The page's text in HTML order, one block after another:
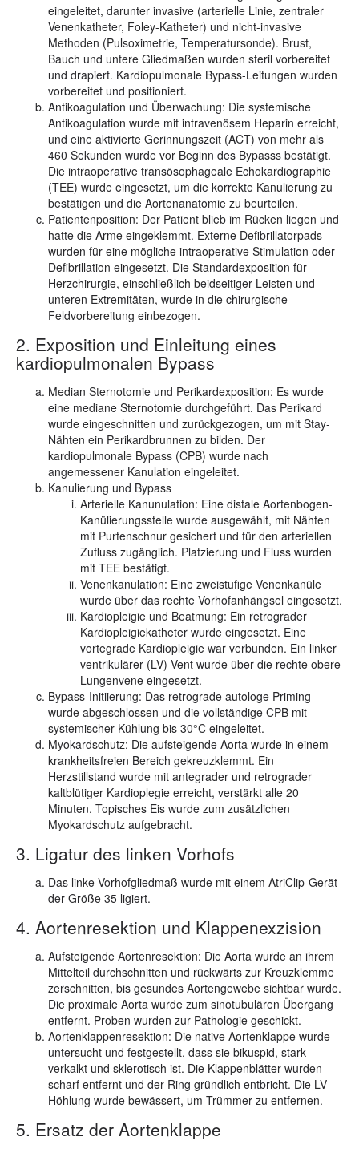
eingeleitet, darunter invasive (arterielle Linie, zentraler
Venenkatheter, Foley-Katheter) und nicht-invasive
Methoden (Pulsoximetrie, Temperatursonde). Brust,
Bauch und untere Gliedmaßen wurden steril vorbereitet
und drapiert. Kardiopulmonale Bypass-Leitungen wurden
vorbereitet und positioniert.
Antikoagulation und Überwachung: Die systemische
Antikoagulation wurde mit intravenösem Heparin erreicht,
und eine aktivierte Gerinnungszeit (ACT) von mehr als
460 Sekunden wurde vor Beginn des Bypasss bestätigt.
Die intraoperative transösophageale Echokardiographie
(TEE) wurde eingesetzt, um die korrekte Kanulierung zu
bestätigen und die Aortenanatomie zu beurteilen.
Patientenposition: Der Patient blieb im Rücken liegen und
hatte die Arme eingeklemmt. Externe Defibrillatorpads
wurden für eine mögliche intraoperative Stimulation oder
Defibrillation eingesetzt. Die Standardexposition für
Herzchirurgie, einschließlich beidseitiger Leisten und
unteren Extremitäten, wurde in die chirurgische
Feldvorbereitung einbezogen.
2. Exposition und Einleitung eines
kardiopulmonalen Bypass
Median Sternotomie und Perikardexposition: Es wurde
eine mediane Sternotomie durchgeführt. Das Perikard
wurde eingeschnitten und zurückgezogen, um mit Stay-
Nähten ein Perikardbrunnen zu bilden. Der
kardiopulmonale Bypass (CPB) wurde nach
angemessener Kanulation eingeleitet.
Kanulierung und Bypass
Arterielle Kanunulation: Eine distale Aortenbogen-
Kanülierungsstelle wurde ausgewählt, mit Nähten
mit Purtenschnur gesichert und für den arteriellen
Zufluss zugänglich. Platzierung und Fluss wurden
mit TEE bestätigt.
Venenkanulation: Eine zweistufige Venenkanüle
wurde über das rechte Vorhofanhängsel eingesetzt.
Kardiopleigie und Beatmung: Ein retrograder
Kardiopleigiekatheter wurde eingesetzt. Eine
vortegrade Kardiopleigie war verbunden. Ein linker
ventrikulärer (LV) Vent wurde über die rechte obere
Lungenvene eingesetzt.
Bypass-Initiierung: Das retrograde autologe Priming
wurde abgeschlossen und die vollständige CPB mit
systemischer Kühlung bis 30°C eingeleitet.
Myokardschutz: Die aufsteigende Aorta wurde in einem
krankheitsfreien Bereich gekreuzklemmt. Ein
Herzstillstand wurde mit antegrader und retrograder
kaltblütiger Kardioplegie erreicht, verstärkt alle 20
Minuten. Topisches Eis wurde zum zusätzlichen
Myokardschutz aufgebracht.
3. Ligatur des linken Vorhofs
Das linke Vorhofgliedmaß wurde mit einem AtriClip-Gerät
der Größe 35 ligiert.
4. Aortenresektion und Klappenexzision
Aufsteigende Aortenresektion: Die Aorta wurde an ihrem
Mittelteil durchschnitten und rückwärts zur Kreuzklemme
zerschnitten, bis gesundes Aortengewebe sichtbar wurde.
Die proximale Aorta wurde zum sinotubulären Übergang
entfernt. Proben wurden zur Pathologie geschickt.
Aortenklappenresektion: Die native Aortenklappe wurde
untersucht und festgestellt, dass sie bikuspid, stark
verkalkt und sklerotisch ist. Die Klappenblätter wurden
scharf entfernt und der Ring gründlich entbricht. Die LV-
Höhlung wurde bewässert, um Trümmer zu entfernen.
5. Ersatz der Aortenklappe